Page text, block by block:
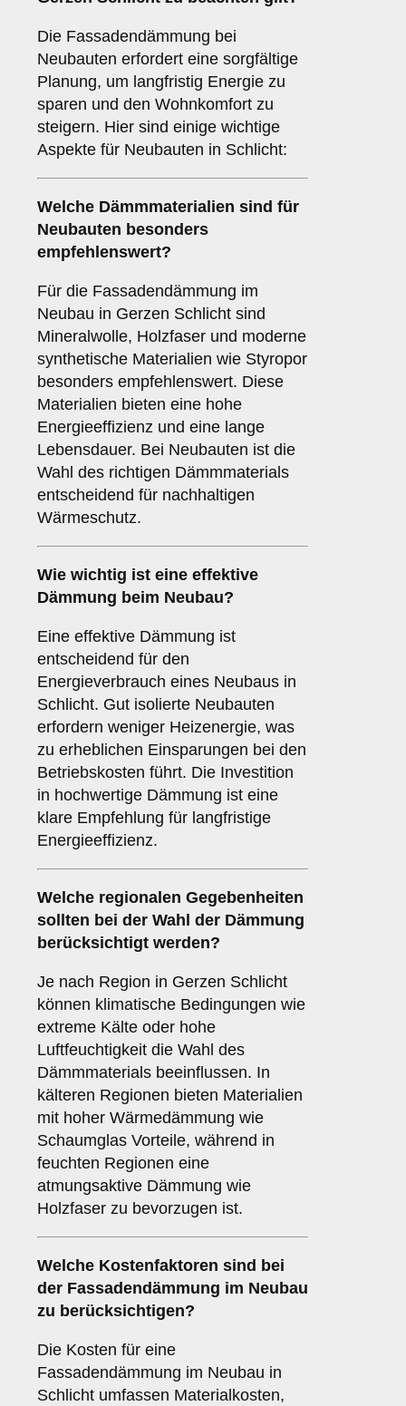
Die Fassadendämmung bei
Neubauten erfordert eine sorgfältige
Planung, um langfristig Energie zu
sparen und den Wohnkomfort zu
steigern. Hier sind einige wichtige
Aspekte für Neubauten in Schlicht:
Welche Dämmmaterialien sind für
Neubauten besonders
empfehlenswert?
Für die Fassadendämmung im
Neubau in Gerzen Schlicht sind
Mineralwolle, Holzfaser und moderne
synthetische Materialien wie Styropor
besonders empfehlenswert. Diese
Materialien bieten eine hohe
Energieeffizienz und eine lange
Lebensdauer. Bei Neubauten ist die
Wahl des richtigen Dämmmaterials
entscheidend für nachhaltigen
Wärmeschutz.
Wie wichtig ist eine effektive
Dämmung beim Neubau?
Eine effektive Dämmung ist
entscheidend für den
Energieverbrauch eines Neubaus in
Schlicht. Gut isolierte Neubauten
erfordern weniger Heizenergie, was
zu erheblichen Einsparungen bei den
Betriebskosten führt. Die Investition
in hochwertige Dämmung ist eine
klare Empfehlung für langfristige
Energieeffizienz.
Welche regionalen Gegebenheiten
sollten bei der Wahl der Dämmung
berücksichtigt werden?
Je nach Region in Gerzen Schlicht
können klimatische Bedingungen wie
extreme Kälte oder hohe
Luftfeuchtigkeit die Wahl des
Dämmmaterials beeinflussen. In
kälteren Regionen bieten Materialien
mit hoher Wärmedämmung wie
Schaumglas Vorteile, während in
feuchten Regionen eine
atmungsaktive Dämmung wie
Holzfaser zu bevorzugen ist.
Welche Kostenfaktoren sind bei
der Fassadendämmung im Neubau
zu berücksichtigen?
Die Kosten für eine
Fassadendämmung im Neubau in
Schlicht umfassen Materialkosten,